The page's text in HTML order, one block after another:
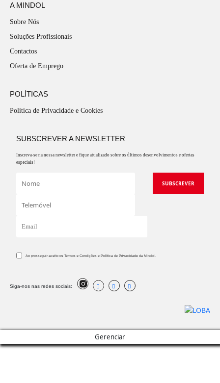
A MINDOL
Sobre Nós
Soluções Profissionais
Contactos
Oferta de Emprego
POLÍTICAS
Política de Privacidade e Cookies
SUBSCREVER A NEWSLETTER
Inscreva-se na nossa newsletter e fique atualizado sobre os últimos desenvolvimentos e ofertas
especiais!
Ao prosseguir aceito os Termos e Condições e Política de Privacidade da Mindol.
Siga-nos nas redes sociais:
Gerenciar